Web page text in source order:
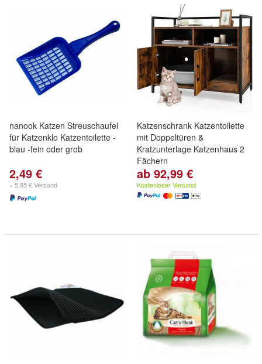
nanook Katzen Streuschaufel
für Katzenklo Katzentoilette -
blau -fein oder grob
2,49 €
+ 5,95 € Versand
Katzenschrank Katzentoilette
mit Doppeltüren &
Kratzunterlage Katzenhaus 2
Fächern
ab 92,99 €
Kostenloser Versand